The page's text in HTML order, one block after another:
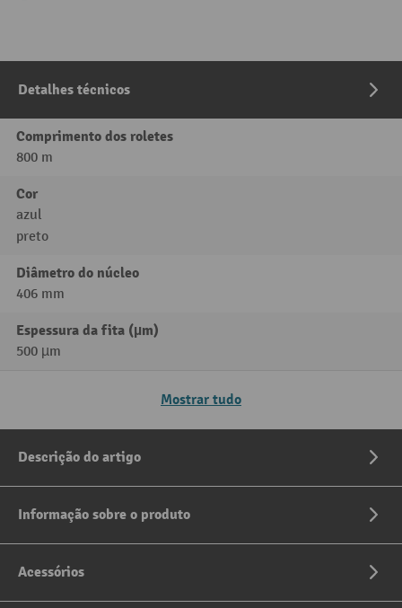
Detalhes técnicos
Comprimento dos roletes
800 m
Cor
azul
preto
Diâmetro do núcleo
406 mm
Espessura da fita (µm)
500 µm
Mostrar tudo
Descrição do artigo
Informação sobre o produto
Acessórios